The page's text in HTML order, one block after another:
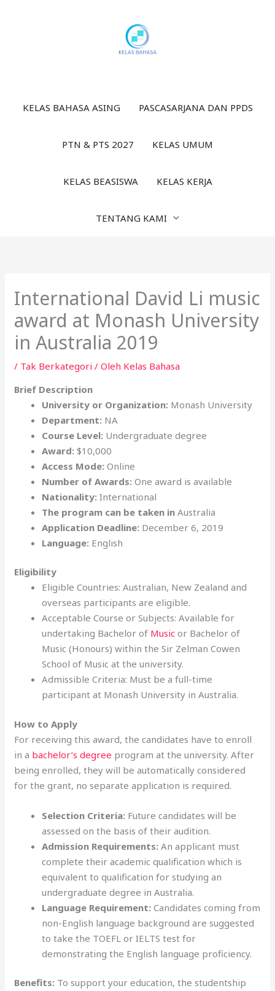
KELAS BAHASA ASING PASCASARJANA DAN PPDS
PTN & PTS 2027 KELAS UMUM
KELAS BEASISWA KELAS KERJA
TENTANG KAMI
International David Li music
award at Monash University
in Australia 2019
/ Tak Berkategori / Oleh Kelas Bahasa
Brief Description
University or Organization: Monash University
Department: NA
Course Level: Undergraduate degree
Award:$10,000
Access Mode:Online
Number of Awards:One award is available
Nationality:International
The program can be taken inAustralia
Application Deadline: December 6, 2019
Language: English
Eligibility
Eligible Countries: Australian, New Zealand and
overseas participants are eligible.
Acceptable Course or Subjects: Available for
undertaking Bachelor of Music or Bachelor of
Music (Honours) within the Sir Zelman Cowen
School of Music at the university.
Admissible Criteria: Must be a full-time
participant at Monash University in Australia.
How to Apply
For receiving this award, the candidates have to enroll
in a bachelor’s degree program at the university. After
being enrolled, they will be automatically considered
for the grant, no separate application is required.
Selection Criteria: Future candidates will be
assessed on the basis of their audition.
Admission Requirements:An applicant must
complete their academic qualification which is
equivalent to qualification for studying an
undergraduate degree in Australia.
Language Requirement:Candidates coming from
non-English language background are suggested
to take the TOEFL or IELTS test for
demonstrating the English language proficiency.
Benefits: To support your education, the studentship